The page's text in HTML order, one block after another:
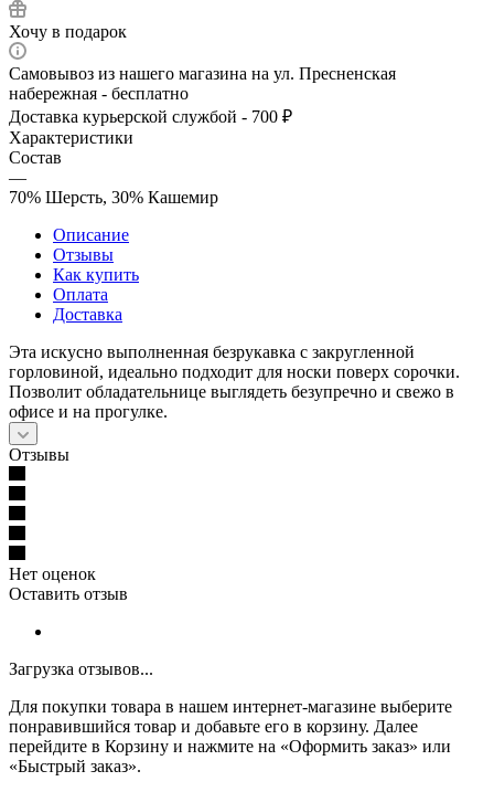
Хочу в подарок
Самовывоз из нашего магазина на ул. Пресненская
набережная - бесплатно
Доставка курьерской службой - 700 ₽
Характеристики
Состав
—
70% Шерсть, 30% Кашемир
Описание
Отзывы
Как купить
Оплата
Доставка
Эта искусно выполненная безрукавка с закругленной
горловиной, идеально подходит для носки поверх сорочки.
Позволит обладательнице выглядеть безупречно и свежо в
офисе и на прогулке.
Отзывы
Нет оценок
Оставить отзыв
Загрузка отзывов...
Для покупки товара в нашем интернет-магазине выберите
понравившийся товар и добавьте его в корзину. Далее
перейдите в Корзину и нажмите на «Оформить заказ» или
«Быстрый заказ».